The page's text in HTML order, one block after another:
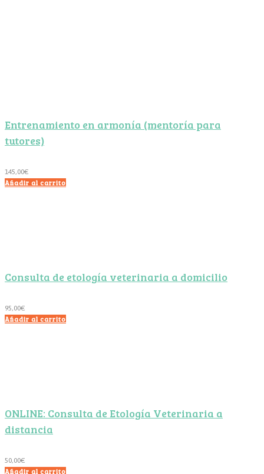
Entrenamiento en armonía (mentoría para
tutores)
145,00€
Añadir al carrito
Consulta de etología veterinaria a domicilio
95,00€
Añadir al carrito
ONLINE: Consulta de Etología Veterinaria a
distancia
50,00€
Añadir al carrito